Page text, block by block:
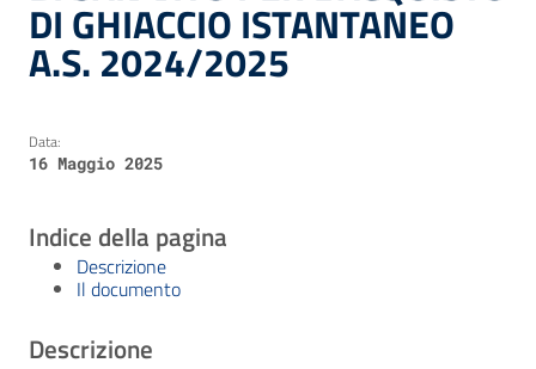
DI GHIACCIO ISTANTANEO
A.S. 2024/2025
Data:
16 Maggio 2025
Indice della pagina
Descrizione
Il documento
Descrizione